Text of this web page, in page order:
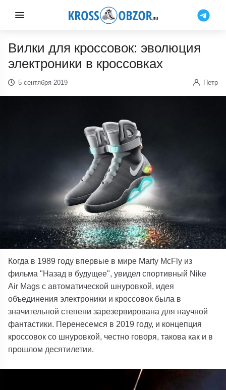
Вилки для кроссовок: эволюция
электроники в кроссовках
5 сентября 2019 Петр
Когда в 1989 году впервые в мире Marty McFly из
фильма "Назад в будущее", увидел спортивный Nike
Air Mags с автоматической шнуровкой, идея
объединения электроники и кроссовок была в
значительной степени зарезервирована для научной
фантастики. Перенесемся в 2019 году, и концепция
кроссовок со шнуровкой, честно говоря, такова как и в
прошлом десятилетии.